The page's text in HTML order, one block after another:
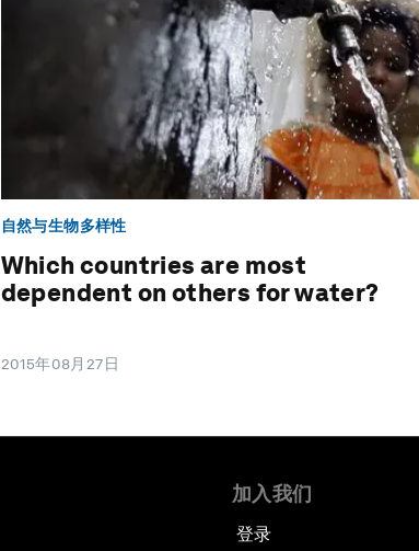
自然与生物多样性
Which countries are most
dependent on others for water?
2015年08月27日
加入我们
登录